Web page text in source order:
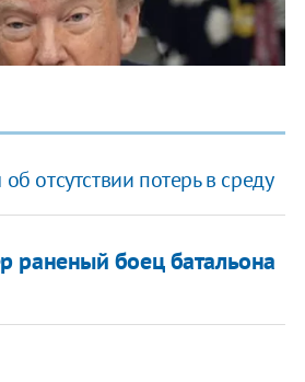
отсутствии потерь в среду
раненый боец батальона